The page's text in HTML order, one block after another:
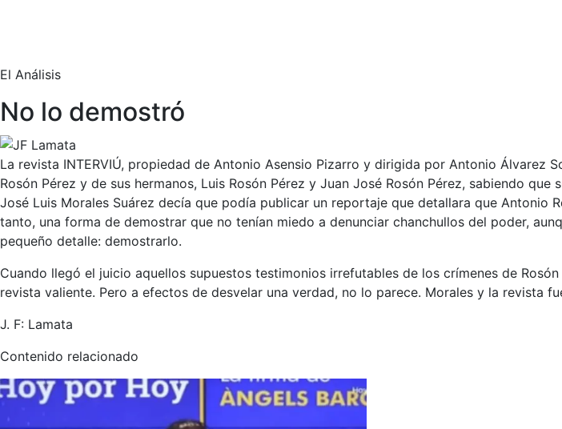
El Análisis
No lo demostró
La revista INTERVIÚ, propiedad de Antonio Asensio Pizarro y dirigida por Antonio
Rosón Pérez y de sus hermanos, Luis Rosón Pérez y Juan José Rosón Pérez, sabiendo
José Luis Morales Suárez decía que podía publicar un reportaje que detallara que Antonio
tanto, una forma de demostrar que no tenían miedo a denunciar chanchullos del poder,
pequeño detalle: demostrarlo.
Cuando llegó el juicio aquellos supuestos testimonios irrefutables de los crímenes de
revista valiente. Pero a efectos de desvelar una verdad, no lo parece. Morales y la revista
J. F: Lamata
Contenido relacionado